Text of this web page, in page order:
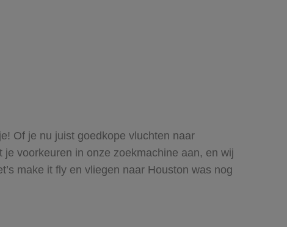
Of je nu juist goedkope vluchten naar
voorkeuren in onze zoekmachine aan, en wij
make it fly en vliegen naar Houston was nog